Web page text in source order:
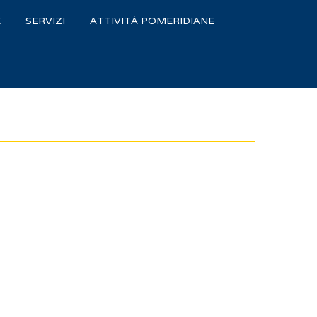
SERVIZI ATTIVITÀ POMERIDIANE